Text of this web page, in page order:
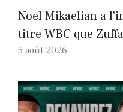
Noel Mikaelian a
titre WBC que
5 août 2026